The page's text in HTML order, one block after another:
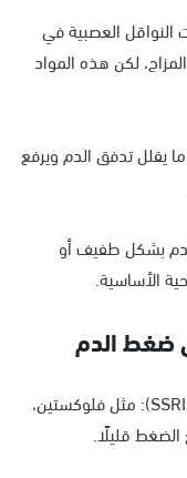
العصبية في
لكن هذه المواد
يقلل تدفق الدم ويرفع
بشكل طفيف أو
الأساسية.
ضغط الدم
1- مثبطات استرداد السيروتونين الانتقائية (SSRIs): مثل فلوكستين،
الضغط قليلًا.